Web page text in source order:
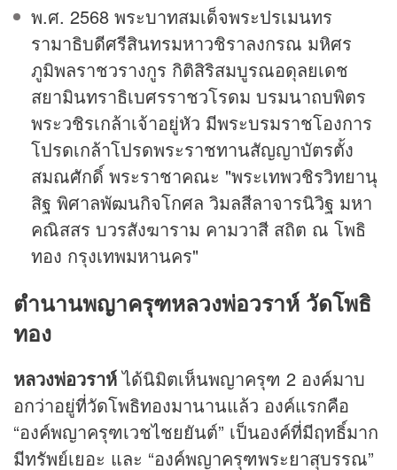
พ.ศ. 2568 พระบาทสมเด็จพระปรเมนทร
รามาธิบดีศรีสินทรมหาวชิราลงกรณ มหิศร
ภูมิพลราชวรางกูร กิติสิริสมบูรณอดุลยเดช
สยามินทราธิเบศรราชวโรดม บรมนาถบพิตร
พระวชิรเกล้าเจ้าอยู่หัว มีพระบรมราชโองการ
โปรดเกล้าโปรดพระราชทานสัญญาบัตรตั้ง
สมณศักดิ์ พระราชาคณะ "พระเทพวชิรวิทยานุ
สิฐ พิศาลพัฒนกิจโกศล วิมลสีลาจารนิวิฐ มหา
คณิสสร บวรสังฆาราม คามวาสี สถิต ณ โพธิ
ทอง กรุงเทพมหานคร"
ตำนานพญาครุฑหลวงพ่อวราห์ วัดโพธิ
ทอง
หลวงพ่อวราห์ได้นิมิตเห็นพญาครุฑ 2 องค์มาบ
อกว่าอยู่ที่วัดโพธิทองมานานแล้ว องค์แรกคือ
“องค์พญาครุฑเวชไชยยันต์” เป็นองค์ที่มีฤทธิ์มาก
มีทรัพย์เยอะ และ “องค์พญาครุฑพระยาสุบรรณ”